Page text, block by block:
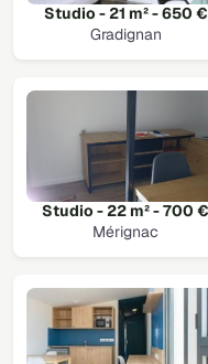
Studio - 21 m² - 650 €
Gradignan
Studio - 22 m² - 700 €
Mérignac